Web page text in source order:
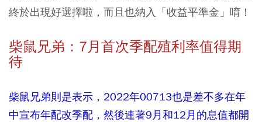
終於出現好選擇啦，而且也納入「收益平準金」唷！
柴鼠兄弟：7月首次季配殖利率值得期
待
柴鼠兄弟則是表示，2022年00713也是差不多在年
中宣布年配改季配，然後連著9月和12月的息值都開